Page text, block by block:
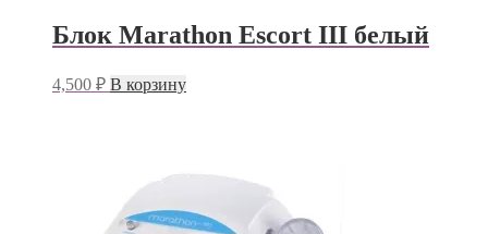
Блок Marathon Escort III белый
4,500 ₽ В корзину